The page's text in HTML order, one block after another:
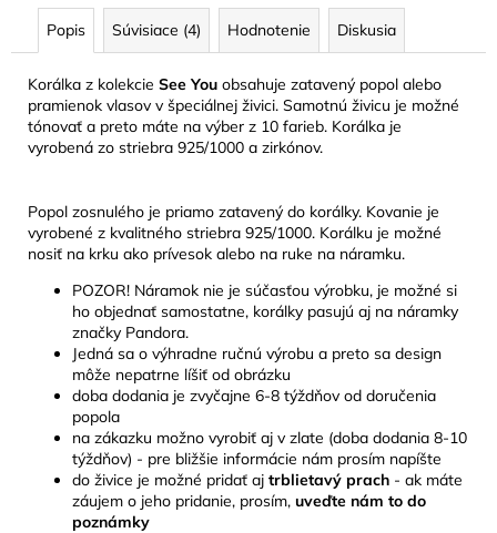
Popis Súvisiace (4) Hodnotenie Diskusia
Korálka z kolekcie See You obsahuje zatavený popol alebo
pramienok vlasov v špeciálnej živici. Samotnú živicu je možné
tónovať a preto máte na výber z 10 farieb. Korálka je
vyrobená zo striebra 925/1000 a zirkónov.
Popol zosnulého je priamo zatavený do korálky. Kovanie je
vyrobené z kvalitného striebra 925/1000. Korálku je možné
nosiť na krku ako prívesok alebo na ruke na náramku.
POZOR! Náramok nie je súčasťou výrobku, je možné si
ho objednať samostatne, korálky pasujú aj na náramky
značky Pandora.
Jedná sa o výhradne ručnú výrobu a preto sa design
môže nepatrne líšiť od obrázku
doba dodania je zvyčajne 6-8 týždňov od doručenia
popola
na zákazku možno vyrobiť aj v zlate (doba dodania 8-10
týždňov) - pre bližšie informácie nám prosím napíšte
do živice je možné pridať aj trblietavý prach - ak máte
záujem o jeho pridanie, prosím, uveďte nám to do
poznámky
EUR